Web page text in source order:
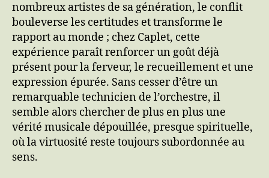
nombreux artistes de sa génération, le conflit
bouleverse les certitudes et transforme le
rapport au monde ; chez Caplet, cette
expérience paraît renforcer un goût déjà
présent pour la ferveur, le recueillement et une
expression épurée. Sans cesser d’être un
remarquable technicien de l’orchestre, il
semble alors chercher de plus en plus une
vérité musicale dépouillée, presque spirituelle,
où la virtuosité reste toujours subordonnée au
sens.